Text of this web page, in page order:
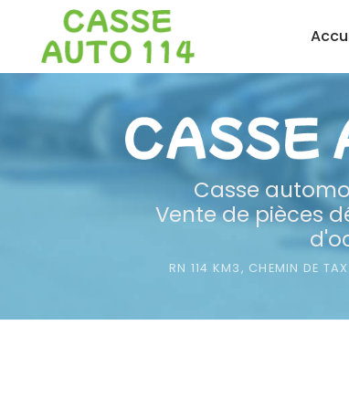
contenu
Casse
Vente de pièces
RN 114 KM3, CHEMIN DE